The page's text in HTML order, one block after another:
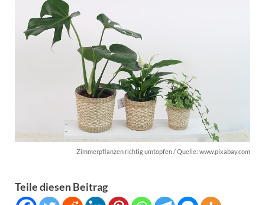
Zimmerpflanzen richtig umtopfen / Quelle: www.pixabay.com
Teile diesen Beitrag